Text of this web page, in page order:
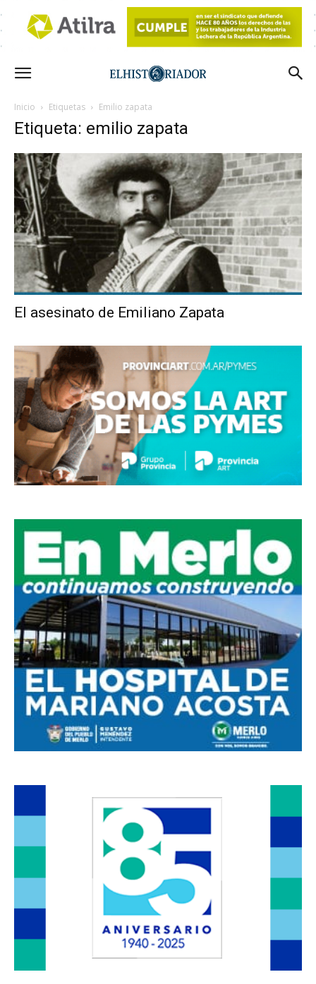
Inicio Etiquetas Emilio zapata
Etiqueta: emilio zapata
El asesinato de Emiliano Zapata